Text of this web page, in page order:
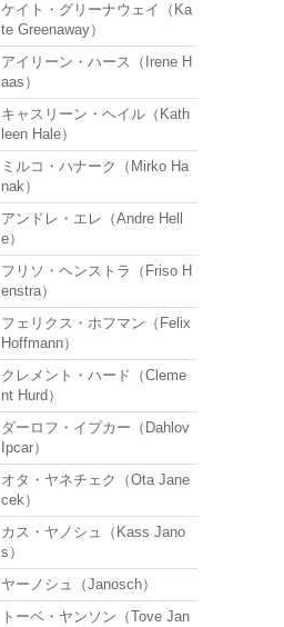
ケイト・グリーナウェイ（Ka
te Greenaway）
アイリーン・ハース（Irene H
aas）
キャスリーン・ヘイル（Kath
leen Hale）
ミルコ・ハナーク（Mirko Ha
nak）
アンドレ・エレ（Andre Hell
e）
フリソ・ヘンストラ（Friso H
enstra）
フェリクス・ホフマン（Felix
Hoffmann）
クレメント・ハード（Cleme
nt Hurd）
ダーロフ・イプカー（Dahlov
Ipcar）
オタ・ヤネチェク（Ota Jane
cek）
カス・ヤノシュ（Kass Jano
s）
ヤーノシュ（Janosch）
トーベ・ヤンソン（Tove Jan